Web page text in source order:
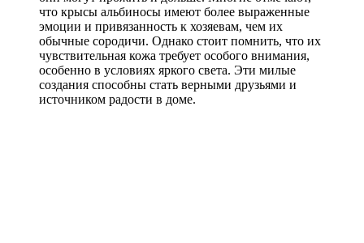
что крысы альбиносы имеют более выраженные
эмоции и привязанность к хозяевам, чем их
обычные сородичи. Однако стоит помнить, что их
чувствительная кожа требует особого внимания,
особенно в условиях яркого света. Эти милые
создания способны стать верными друзьями и
источником радости в доме.